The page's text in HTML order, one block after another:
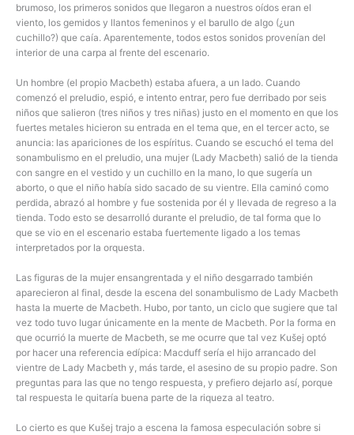
brumoso, los primeros sonidos que llegaron a nuestros oídos eran el
viento, los gemidos y llantos femeninos y el barullo de algo (¿un
cuchillo?) que caía. Aparentemente, todos estos sonidos provenían del
interior de una carpa al frente del escenario.
Un hombre (el propio Macbeth) estaba afuera, a un lado. Cuando
comenzó el preludio, espió, e intento entrar, pero fue derribado por seis
niños que salieron (tres niños y tres niñas) justo en el momento en que los
fuertes metales hicieron su entrada en el tema que, en el tercer acto, se
anuncia: las apariciones de los espíritus. Cuando se escuchó el tema del
sonambulismo en el preludio, una mujer (Lady Macbeth) salió de la tienda
con sangre en el vestido y un cuchillo en la mano, lo que sugería un
aborto, o que el niño había sido sacado de su vientre. Ella caminó como
perdida, abrazó al hombre y fue sostenida por él y llevada de regreso a la
tienda. Todo esto se desarrolló durante el preludio, de tal forma que lo
que se vio en el escenario estaba fuertemente ligado a los temas
interpretados por la orquesta.
Las figuras de la mujer ensangrentada y el niño desgarrado también
aparecieron al final, desde la escena del sonambulismo de Lady Macbeth
hasta la muerte de Macbeth. Hubo, por tanto, un ciclo que sugiere que tal
vez todo tuvo lugar únicamente en la mente de Macbeth. Por la forma en
que ocurrió la muerte de Macbeth, se me ocurre que tal vez Kušej optó
por hacer una referencia edípica: Macduff sería el hijo arrancado del
vientre de Lady Macbeth y, más tarde, el asesino de su propio padre. Son
preguntas para las que no tengo respuesta, y prefiero dejarlo así, porque
tal respuesta le quitaría buena parte de la riqueza al teatro.
Lo cierto es que Kušej trajo a escena la famosa especulación sobre si